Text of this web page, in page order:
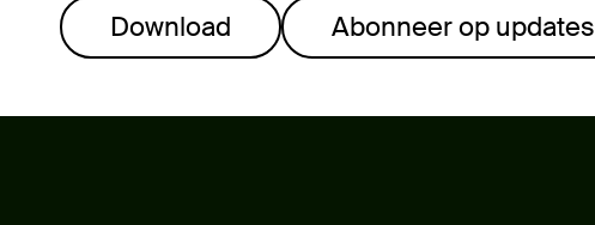
Download
Abonneer op updates